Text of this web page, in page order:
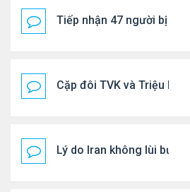
Tiếp nhận 47 người bị
Cặp đôi TVK và Triệu
Lý do Iran không lùi